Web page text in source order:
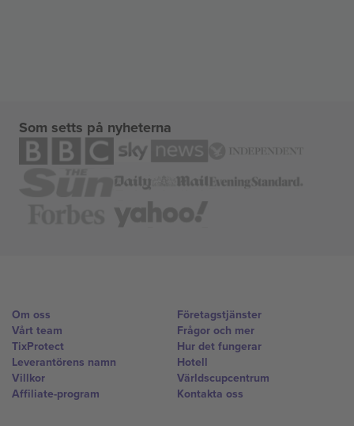
Som setts på nyheterna
Om oss
Vårt team
TixProtect
Leverantörens namn
Villkor
Affiliate-program
Företagstjänster
Frågor och mer
Hur det fungerar
Hotell
Världscupcentrum
Kontakta oss